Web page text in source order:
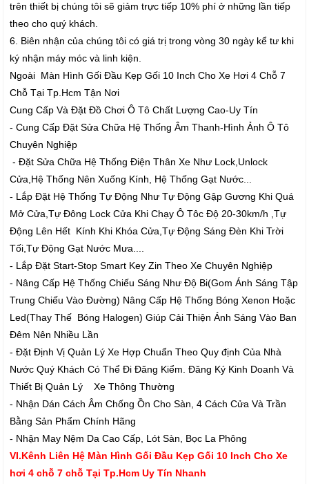
trên thiết bị chúng tôi sẽ giảm trực tiếp 10% phí ở những lần tiếp
theo cho quý khách.
6. Biên nhận của chúng tôi có giá trị trong vòng 30 ngày kể tư khi
ký nhận máy móc và linh kiện.
Ngoài Màn Hình Gối Đầu Kẹp Gối 10 Inch Cho Xe Hơi 4 Chỗ 7
Chỗ Tại Tp.Hcm Tận Nơi
Cung Cấp Và Đặt Đồ Chơi Ô Tô Chất Lượng Cao-Uy Tín
- Cung Cấp Đặt Sửa Chữa Hệ Thống Âm Thanh-Hình Ảnh Ô Tô
Chuyên Nghiệp
- Đặt Sửa Chữa Hệ Thống Điện Thân Xe Như Lock,Unlock
Cửa,Hệ Thống Nên Xuống Kính, Hệ Thống Gạt Nước...
- Lắp Đặt Hệ Thống Tự Động Như Tự Động Gập Gương Khi Quá
Mở Cửa,Tự Đông Lock Cửa Khi Chạy Ô Tôc Độ 20-30km/h ,Tự
Động Lên Hết Kính Khi Khóa Cửa,Tự Động Sáng Đèn Khi Trời
Tối,Tự Động Gạt Nước Mưa....
- Lắp Đặt Start-Stop Smart Key Zin Theo Xe Chuyên Nghiệp
- Nâng Cấp Hệ Thống Chiếu Sáng Như Độ Bi(Gom Ánh Sáng Tập
Trung Chiếu Vào Đường) Nâng Cấp Hệ Thống Bóng Xenon Hoặc
Led(Thay Thế Bóng Halogen) Giúp Cải Thiện Ánh Sáng Vào Ban
Đêm Nên Nhiều Lần
- Đặt Định Vị Quản Lý Xe Hợp Chuẩn Theo Quy định Của Nhà
Nước Quý Khách Có Thể Đi Đăng Kiểm. Đăng Ký Kinh Doanh Và
Thiết Bị Quản Lý Xe Thông Thường
- Nhận Dán Cách Âm Chống Ồn Cho Sàn, 4 Cách Cửa Và Trần
Bằng Sản Phẩm Chính Hãng
- Nhận May Nệm Da Cao Cấp, Lót Sàn, Bọc La Phông
VI.Kênh Liên Hệ Màn Hình Gối Đầu Kẹp Gối 10 Inch Cho Xe
hơi 4 chỗ 7 chỗ Tại Tp.Hcm Uy Tín Nhanh